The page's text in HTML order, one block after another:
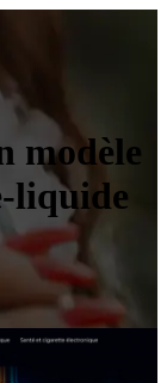
modèle
liquide